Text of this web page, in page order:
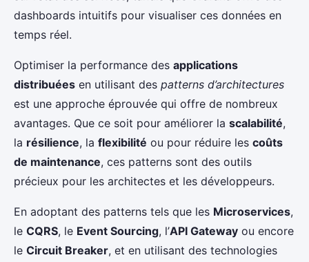
dashboards intuitifs pour visualiser ces données en
temps réel.
Optimiser la performance des applications
distribuées en utilisant des patterns d’architectures
est une approche éprouvée qui offre de nombreux
avantages. Que ce soit pour améliorer la scalabilité,
la résilience, la flexibilité ou pour réduire les coûts
de maintenance, ces patterns sont des outils
précieux pour les architectes et les développeurs.
En adoptant des patterns tels que les Microservices,
le CQRS, le Event Sourcing, l’API Gateway ou encore
le Circuit Breaker, et en utilisant des technologies